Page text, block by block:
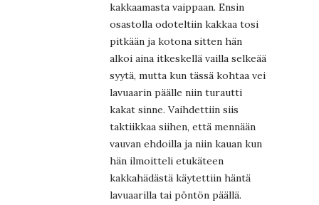
kakkaamasta vaippaan. Ensin
osastolla odoteltiin kakkaa tosi
pitkään ja kotona sitten hän
alkoi aina itkeskellä vailla selkeää
syytä, mutta kun tässä kohtaa vei
lavuaarin päälle niin turautti
kakat sinne. Vaihdettiin siis
taktiikkaa siihen, että mennään
vauvan ehdoilla ja niin kauan kun
hän ilmoitteli etukäteen
kakkahädästä käytettiin häntä
lavuaarilla tai pöntön päällä.